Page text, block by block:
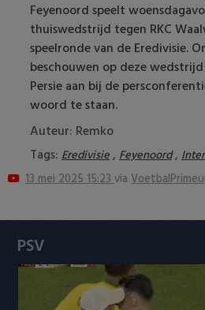
FC Twente
FC Utrecht
Feyenoord
Heracles Almelo
NAC Breda
PSV
Roda JC
Vrouwenvoetbal
Champions League
Europa League
Conference League
Feyenoord speelt
thuiswedstrijd tegen RKC
speelronde van de Eredivisie.
beschouwen op deze
Persie aan bij de
woord te staan.
Auteur: Remko
Tags: Eredivisie, Feyenoord,
13 mei 2025 15:23via
PSV